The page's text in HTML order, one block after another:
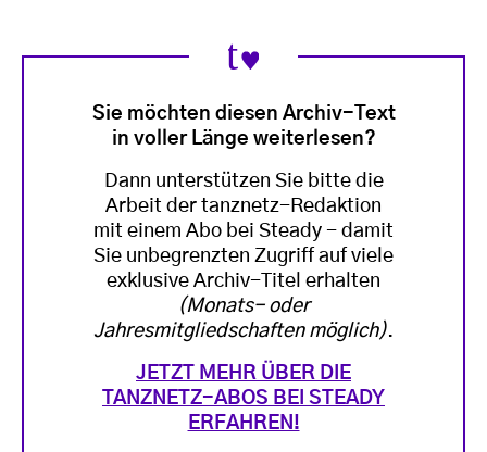
Sie möchten diesen Archiv-Text
in voller Länge weiterlesen?
Dann unterstützen Sie bitte die
Arbeit der tanznetz-Redaktion
mit einem Abo bei Steady - damit
Sie unbegrenzten Zugriff auf viele
exklusive Archiv-Titel erhalten
(Monats- oder
Jahresmitgliedschaften möglich).
JETZT MEHR ÜBER DIE
TANZNETZ-ABOS BEI STEADY
ERFAHREN!